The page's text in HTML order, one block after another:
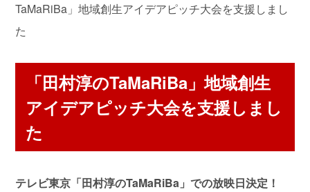
TaMaRiBa」地域創生アイデアピッチ大会を支援しまし
た
「田村淳のTaMaRiBa」地域創生
アイデアピッチ大会を支援しまし
た
テレビ東京「田村淳のTaMaRiBa」での放映日決定！